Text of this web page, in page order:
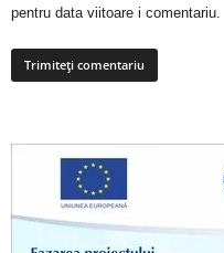
pentru data viitoare i comentariu.